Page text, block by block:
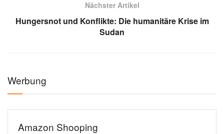
Nächster Artikel
Hungersnot und Konflikte: Die humanitäre Krise im
Sudan
Werbung
Amazon Shooping